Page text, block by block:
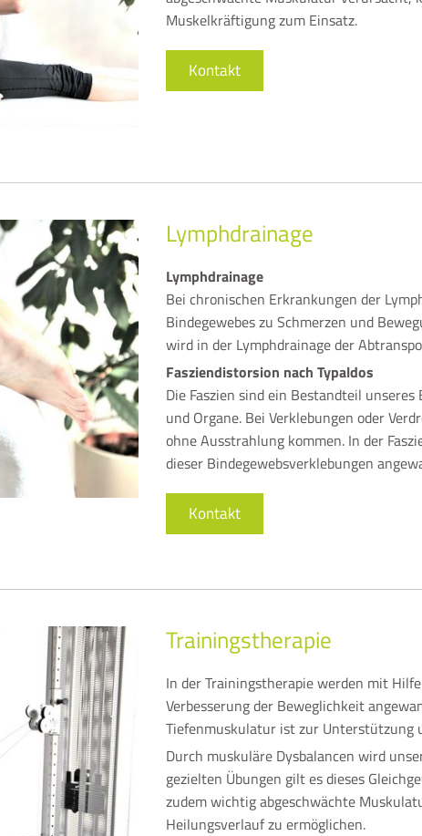
Muskelkräftigung zum Einsatz.
Kontakt
Lymphdrainage
Lymphdrainage
Bei chronischen Erkrankungen der
Bindegewebes zu Schmerzen und
wird in der Lymphdrainage der
Fasziendistorsion nach Typaldos
Die Faszien sind ein Bestandteil
und Organe. Bei Verklebungen oder
ohne Ausstrahlung kommen. In der
dieser Bindegewebsverklebungen
Kontakt
Trainingstherapie
In der Trainingstherapie werden mit
Verbesserung der Beweglichkeit
Tiefenmuskulatur ist zur Unterstützung
Durch muskuläre Dysbalancen wird
gezielten Übungen gilt es dieses
zudem wichtig abgeschwächte
Heilungsverlauf zu ermöglichen.